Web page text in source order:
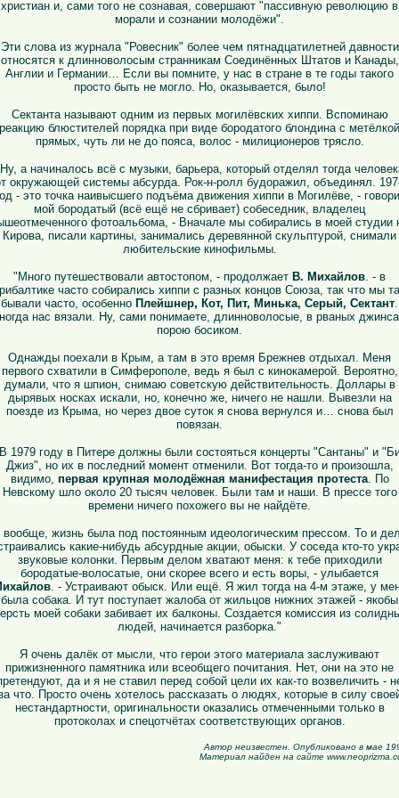
христиан и, сами того не сознавая, совершают "пассивную революцию в
морали и сознании молодёжи".
Эти слова из журнала "Ровесник" более чем пятнадцатилетней давности
относятся к длинноволосым странникам Соединённых Штатов и Канады,
Англии и Германии… Если вы помните, у нас в стране в те годы такого
просто быть не могло. Но, оказывается, было!
Сектанта называют одним из первых могилёвских хиппи. Вспоминаю
реакцию блюстителей порядка при виде бородатого блондина с метёлкой
прямых, чуть ли не до пояса, волос - милиционеров трясло.
а начиналось всё с музыки, барьера, который отделял тогда
окружающей системы абсурда. Рок-н-ролл будоражил, объединял.
- это точка наивысшего подъёма движения хиппи в Могилёве, -
мой бородатый (всё ещё не сбривает) собеседник, владелец
фотоальбома, - Вначале мы собирались в моей студии
Кирова, писали картины, занимались деревянной скульптурой, снимали
любительские кинофильмы.
"Много путешествовали автостопом, - продолжает В. Михайлов. - в
часто собирались хиппи с разных концов Союза, так что мы
бывали часто, особенно Плейшнер, Кот, Пит, Минька, Серый, Сектант.
нас вязали. Ну, сами понимаете, длинноволосые, в рваных
порою босиком.
Однажды поехали в Крым, а там в это время Брежнев отдыхал. Меня
первого схватили в Симферополе, ведь я был с кинокамерой. Вероятно,
думали, что я шпион, снимаю советскую действительность. Доллары в
дырявых носках искали, но, конечно же, ничего не нашли. Вывезли на
поезде из Крыма, но через двое суток я снова вернулся и… снова был
повязан.
В 1979 году в Питере должны были состояться концерты "Сантаны" и
Джиз", но их в последний момент отменили. Вот тогда-то и произошла,
видимо, первая крупная молодёжная манифестация протеста. По
Невскому шло около 20 тысяч человек. Были там и наши. В прессе того
времени ничего похожего вы не найдёте.
жизнь была под постоянным идеологическим прессом. То и
какие-нибудь абсурдные акции, обыски. У соседа кто-то
звуковые колонки. Первым делом хватают меня: к тебе приходили
бородатые-волосатые, они скорее всего и есть воры, - улыбается
. - Устраивают обыск. Или ещё. Я жил тогда на 4-м этаже, у
была собака. И тут поступает жалоба от жильцов нижних этажей - якобы
моей собаки забивает их балконы. Создается комиссия из
людей, начинается разборка."
Я очень далёк от мысли, что герои этого материала заслуживают
прижизненного памятника или всеобщего почитания. Нет, они на это не
да и я не ставил перед собой цели их как-то возвеличить -
что. Просто очень хотелось рассказать о людях, которые в силу
нестандартности, оригинальности оказались отмеченными только в
протоколах и спецотчётах соответствующих органов.
Автор неизвестен. Опубликовано в мае
Материал найден на сайте